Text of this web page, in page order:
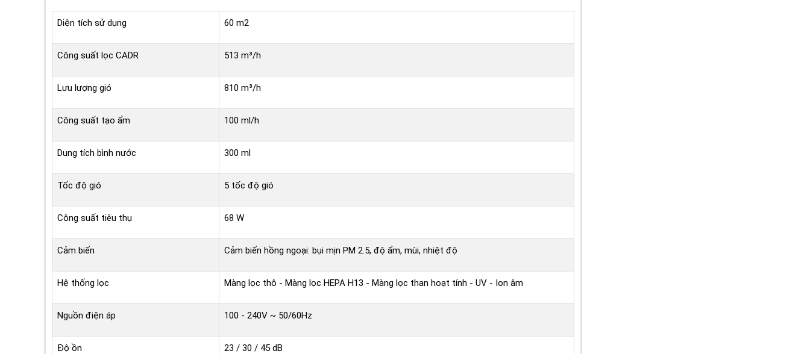
Diện tích sử dụng 60 m2
Công suất lọc CADR 513 m³/h
Lưu lượng gió 810 m³/h
Công suất tạo ẩm 100 ml/h
Dung tích bình nước 300 ml
Tốc độ gió 5 tốc độ gió
Công suất tiêu thụ 68 W
Cảm biến Cảm biến hồng ngoại: bụi mịn PM 2.5, độ ẩm, mùi, nhiệt độ
Hệ thống lọc Màng lọc thô - Màng lọc HEPA H13 - Màng lọc than hoạt tính - UV - Ion âm
Nguồn điện áp 100 - 240V ~ 50/60Hz
Độ ồn 23 / 30 / 45 dB